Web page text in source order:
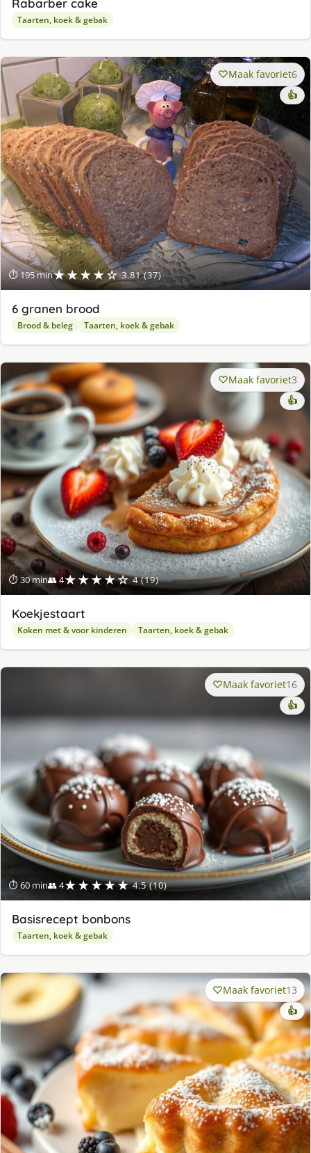
Rabarber cake
Taarten, koek & gebak
⏱ 195 min★★★★☆ 3.81 (37)
Maak favoriet6
👍
6 granen brood
Brood & beleg Taarten, koek & gebak
⏱ 30 min👥 4★★★★☆ 4 (19)
Maak favoriet3
👍
Koekjestaart
Koken met & voor kinderen Taarten, koek & gebak
⏱ 60 min👥 4★★★★★ 4.5 (10)
Maak favoriet16
👍
Basisrecept bonbons
Taarten, koek & gebak
Maak favoriet13
👍